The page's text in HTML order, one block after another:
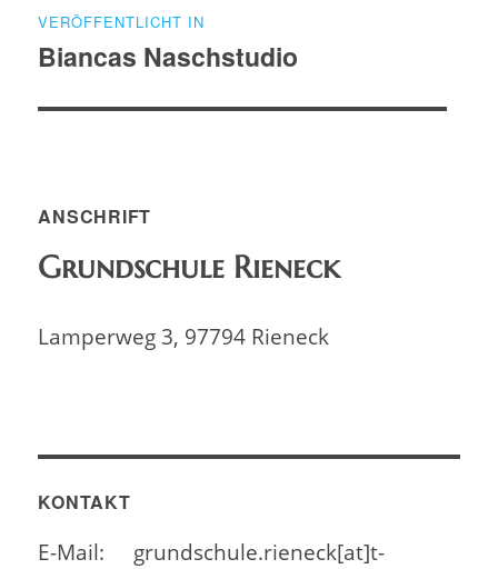
VERÖFFENTLICHT IN
Biancas Naschstudio
ANSCHRIFT
Grundschule Rieneck
Lamperweg 3, 97794 Rieneck
KONTAKT
E-Mail:
grundschule.rieneck[at]t-